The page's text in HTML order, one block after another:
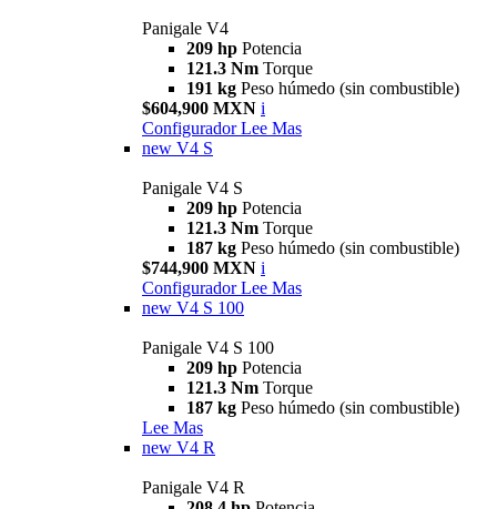
Panigale V4
209 hp Potencia
121.3 Nm Torque
191 kg Peso húmedo (sin combustible)
$604,900 MXN i
Configurador Lee Mas
new V4 S
Panigale V4 S
209 hp Potencia
121.3 Nm Torque
187 kg Peso húmedo (sin combustible)
$744,900 MXN i
Configurador Lee Mas
new V4 S 100
Panigale V4 S 100
209 hp Potencia
121.3 Nm Torque
187 kg Peso húmedo (sin combustible)
Lee Mas
new V4 R
Panigale V4 R